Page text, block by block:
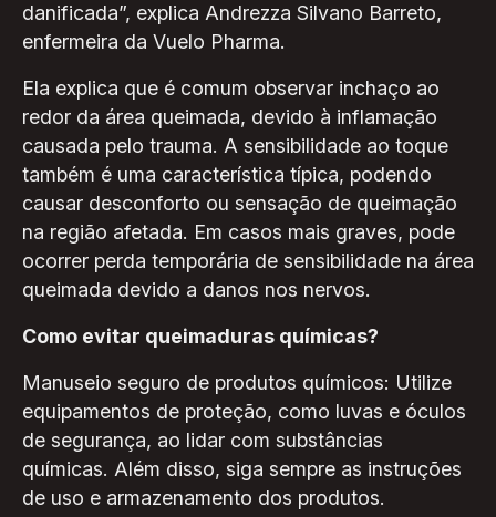
danificada”, explica Andrezza Silvano Barreto,
enfermeira da Vuelo Pharma.
Ela explica que é comum observar inchaço ao
redor da área queimada, devido à inflamação
causada pelo trauma. A sensibilidade ao toque
também é uma característica típica, podendo
causar desconforto ou sensação de queimação
na região afetada. Em casos mais graves, pode
ocorrer perda temporária de sensibilidade na área
queimada devido a danos nos nervos.
Como evitar queimaduras químicas?
Manuseio seguro de produtos químicos: Utilize
equipamentos de proteção, como luvas e óculos
de segurança, ao lidar com substâncias
químicas. Além disso, siga sempre as instruções
de uso e armazenamento dos produtos.